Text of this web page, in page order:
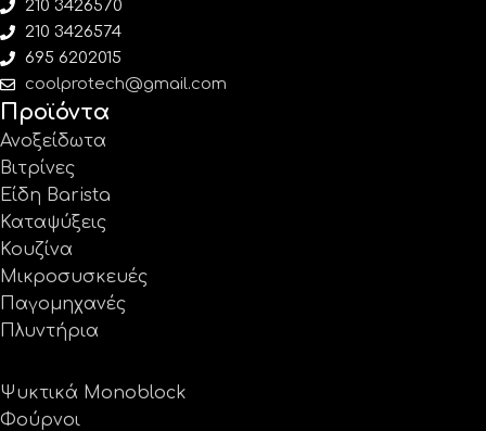
210 3426570
210 3426574
695 6202015
coolprotech@gmail.com
Προϊόντα
Ανοξείδωτα
Βιτρίνες
Είδη Barista
Καταψύξεις
Κουζίνα
Μικροσυσκευές
Παγομηχανές
Πλυντήρια
Ψυκτικά Monoblock
Φούρνοι